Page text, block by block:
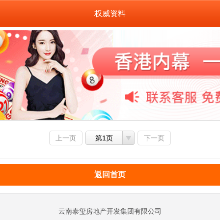
权威资料
上一页 第1页 下一页
返回首页
云南泰玺房地产开发集团有限公司